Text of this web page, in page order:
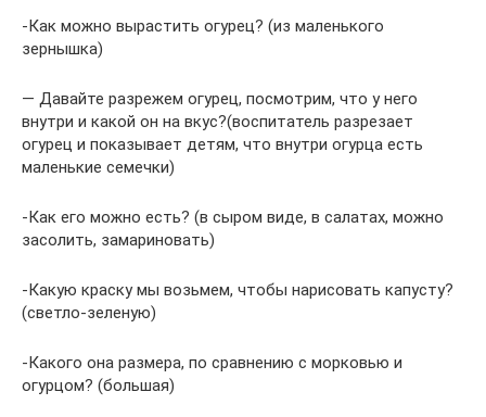
-Как можно вырастить огурец? (из маленького
зернышка)
— Давайте разрежем огурец, посмотрим, что у него
внутри и какой он на вкус?(воспитатель разрезает
огурец и показывает детям, что внутри огурца есть
маленькие семечки)
-Как его можно есть? (в сыром виде, в салатах, можно
засолить, замариновать)
-Какую краску мы возьмем, чтобы нарисовать капусту?
(светло-зеленую)
-Какого она размера, по сравнению с морковью и
огурцом? (большая)